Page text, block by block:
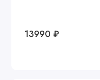
13990 ₽